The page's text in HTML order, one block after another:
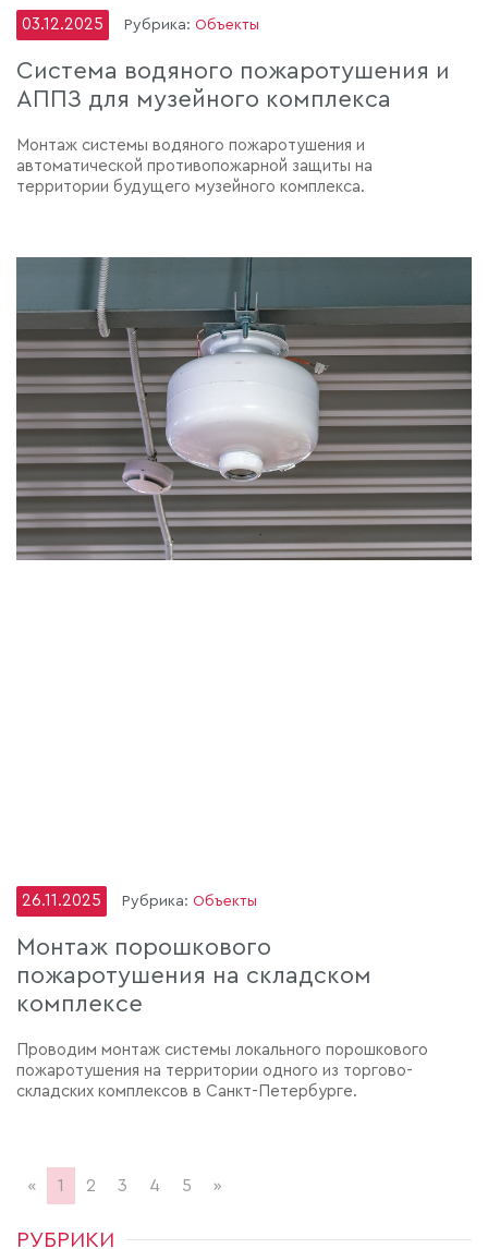
03.12.2025 Рубрика: Объекты
Система водяного пожаротушения и
АППЗ для музейного комплекса
Монтаж системы водяного пожаротушения и
автоматической противопожарной защиты на
территории будущего музейного комплекса.
26.11.2025 Рубрика: Объекты
Монтаж порошкового
пожаротушения на складском
комплексе
Проводим монтаж системы локального порошкового
пожаротушения на территории одного из торгово-
складских комплексов в Санкт-Петербурге.
« 1 2 3 4 5 »
РУБРИКИ